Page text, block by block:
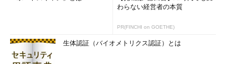
わらない経営者の本質
PR(FINCHI on GOETHE)
生体認証（バイオメトリクス認証）とは